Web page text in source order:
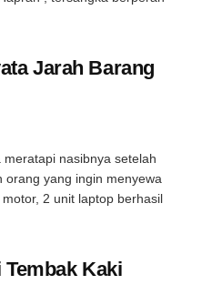
Jarah Barang
meratapi nasibnya setelah
yang ingin menyewa
2 unit laptop berhasil
Kaki